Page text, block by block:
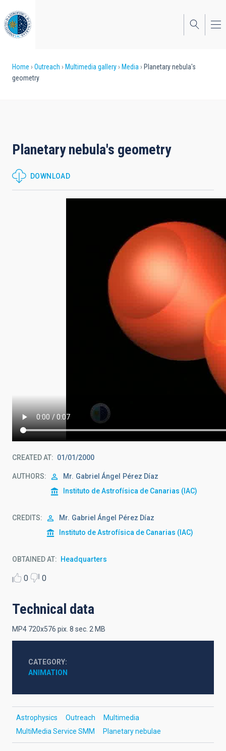
to
main
content
Breadcrumb
Home Outreach Multimedia gallery Media
Planetary nebula's
geometry
Planetary nebula's geometry
DOWNLOAD
CREATED AT 01/01/2000
AUTHORS Mr. Gabriel Ángel
Pérez Díaz
Instituto de Astrofísica de Canarias (IAC)
CREDITS Mr. Gabriel Ángel
Pérez Díaz
Instituto de Astrofísica de Canarias (IAC)
OBTAINED AT Headquarters
0 0
Technical data
MP4 720x576 pix. 8 sec. 2 MB
CATEGORY
ANIMATION
Astrophysics Outreach
Multimedia
MultiMedia Service SMM
Planetary nebulae